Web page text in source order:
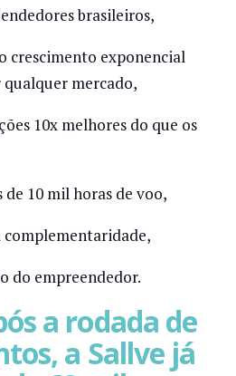
brasileiros,
crescimento exponencial
mercado,
10x melhores do que os
10 mil horas de voo,
complementaridade,
do empreendedor.
a rodada de
a Sallve já